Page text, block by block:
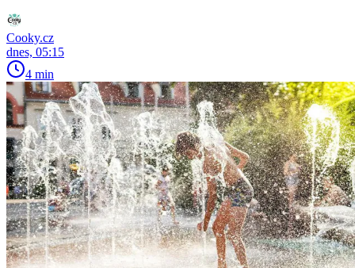
Cooky.cz
dnes, 05:15
4 min